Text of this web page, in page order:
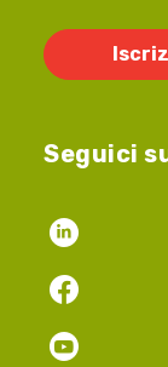
Seguici